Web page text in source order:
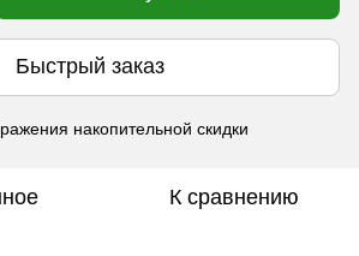
Быстрый заказ
накопительной скидки
К сравнению